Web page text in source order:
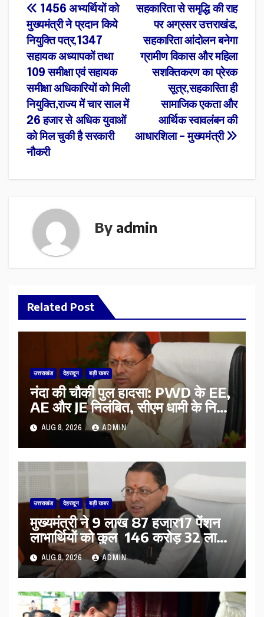
Post
navigation
सहकारिता से समृद्धि की राह
पर अग्रसर उत्तराखंड,
सहकारिता आंदोलन बनेगा
ग्रामीण विकास और महिला
सशक्तिकरण का प्रेरक
सूत्र,सहकारिता ही
सामाजिक एकता और
आर्थिक स्वावलंबन की
आधारशिला – मुख्यमंत्री
1456 अभ्यर्थियों को
मुख्यमंत्री ने प्रदान किये
नियुक्ति पत्र,1347
सहायक अध्यापकों तथा
109 समीक्षा एवं सहायक
समीक्षा अधिकारियों को मिली
नियुक्ति,राज्य में चार साल में
26 हजार से अधिक युवाओं
को मिल चुकी है सरकारी
नौकरी
By admin
Related Post
उत्तराखंड देहरादून बड़ी खबर
नंदा की चौकी पुल हादसा: PWD के EE,
AE और JE निलंबित, सीएम धामी के निर्देश
पर सख्त कार्रवाई
AUG 8, 2026 ADMIN
उत्तराखंड देहरादून बड़ी खबर
मुख्यमंत्री ने 9 लाख 87 हजार17 पेंशन
लाभार्थियों को कुल 146 करोड़ 32 लाख
की पेंशन राशि का किया भुगतान
AUG 8, 2026 ADMIN